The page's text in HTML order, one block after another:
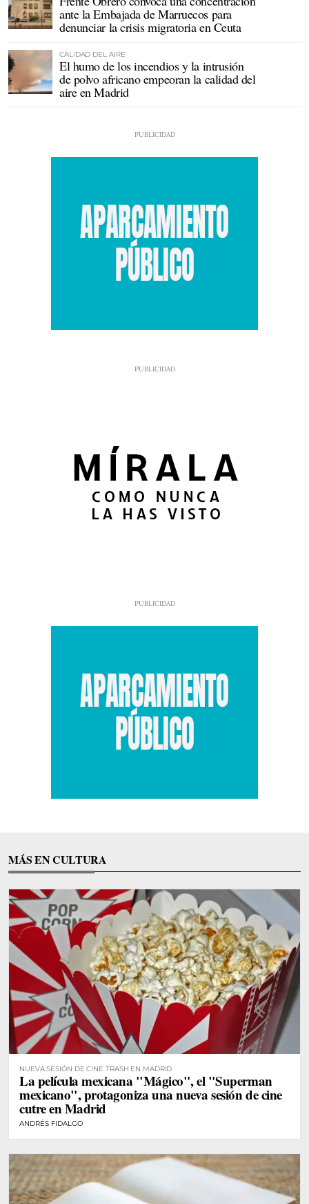
ante la Embajada de Marruecos para
denunciar la crisis migratoria en Ceuta
CALIDAD DEL AIRE
El humo de los incendios y la intrusión
de polvo africano empeoran la calidad del
aire en Madrid
MÁS EN CULTURA
NUEVA SESIÓN DE CINE TRASH EN MADRID
La película mexicana "Mágico", el "Superman
mexicano", protagoniza una nueva sesión de cine
cutre en Madrid
ANDRÉS FIDALGO